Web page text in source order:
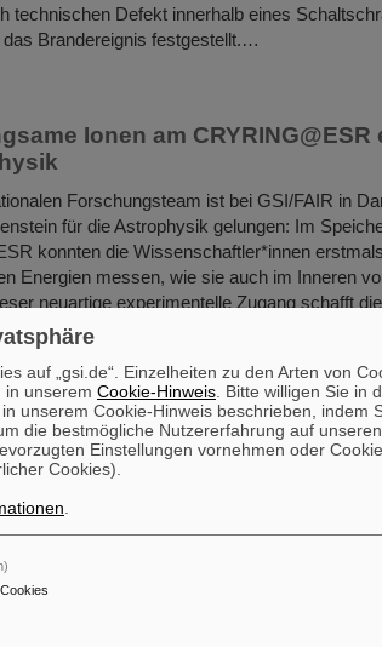
technischen Defekt innerhalb eines
Brandereignis festgestellt.…
Ionen am CRYRING@ESR
Forschungsteam ist bei GSI/FAIR in
für die Astrophysik gelungen: Im
konnten die Wissenschaftler*innen
Energien messen, wie sie auch im Inneren
neuartige experimentelle Zugang schafft
der Elemente im Universum künftig noch
– 69 Mädchen erkunden
Jahr erfreute sich der Girls’Day bei GSI/FAIR
69 Schülerinnen im Alter zwischen elf
erkundeten das internationale
und Experimente sowie die
auf „gsi.de“. Einzelheiten zu den Arten von
in unserem Cookie-Hinweis . Bitte willigen Sie in
unserem Cookie-Hinweis beschrieben, indem
die bestmögliche Nutzererfahrung auf
Einstellungen vornehmen oder
Cookies).